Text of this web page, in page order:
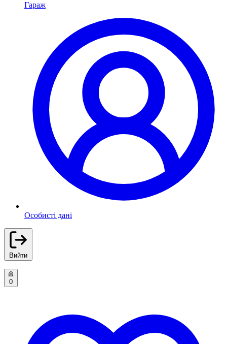
Гараж
Особисті дані
Вийти
0